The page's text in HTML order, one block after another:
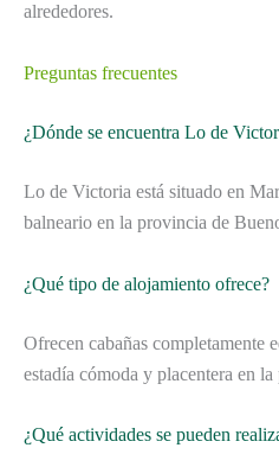
alrededores.
Preguntas frecuentes
¿Dónde se encuentra Lo de
Lo de Victoria está situado en
balneario en la provincia de
¿Qué tipo de alojamiento ofrece?
Ofrecen cabañas completamente
estadía cómoda y placentera en la
¿Qué actividades se pueden